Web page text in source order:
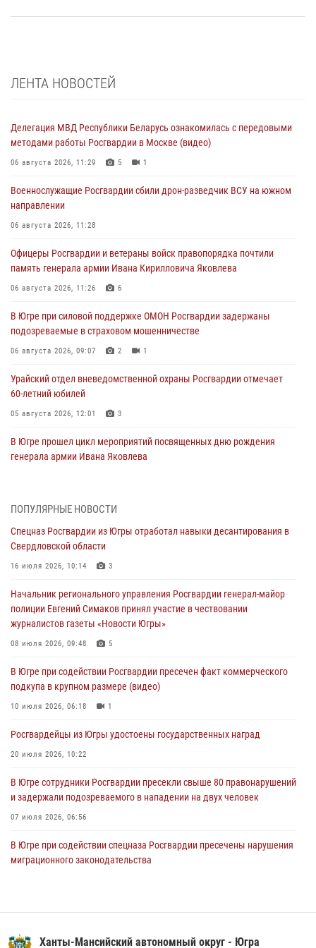
ЛЕНТА НОВОСТЕЙ
Делегация МВД Республики Беларусь ознакомилась с передовыми
методами работы Росгвардии в Москве (видео)
06 августа 2026, 11:29 5 1
Военнослужащие Росгвардии сбили дрон-разведчик ВСУ на южном
направлении
06 августа 2026, 11:28
Офицеры Росгвардии и ветераны войск правопорядка почтили
память генерала армии Ивана Кирилловича Яковлева
06 августа 2026, 11:26 6
В Югре при силовой поддержке ОМОН Росгвардии задержаны
подозреваемые в страховом мошенничестве
06 августа 2026, 09:07 2 1
Урайский отдел вневедомственной охраны Росгвардии отмечает
60-летний юбилей
05 августа 2026, 12:01 3
В Югре прошел цикл мероприятий посвященных дню рождения
генерала армии Ивана Яковлева
В Югре ОМОН Росгвардии оказал содействие ГИБДД в выявлении
05 августа 2026, 11:14
В Югре сотрудники вневедомственной охраны Росгвардии пресекли
05 августа 2026, 05:56
Генерал-полковник Юрий Аверин выступил на Всероссийском
молодёжном образовательном форуме «Территория смыслов»
Ключевые события Росгвардии: итоги недели с 27 июля по 2
августа (видео)
ПОПУЛЯРНЫЕ НОВОСТИ
Спецназ Росгвардии из Югры отработал навыки десантирования в
Свердловской области
16 июля 2026, 10:14 3
Начальник регионального управления Росгвардии генерал-майор
полиции Евгений Симаков принял участие в чествовании
журналистов газеты «Новости Югры»
08 июля 2026, 09:48 5
В Югре при содействии Росгвардии пресечен факт коммерческого
подкупа в крупном размере (видео)
10 июля 2026, 06:18 1
Росгвардейцы из Югры удостоены государственных наград
20 июля 2026, 10:22
В Югре сотрудники Росгвардии пресекли свыше 80 правонарушений
и задержали подозреваемого в нападении на двух человек
07 июля 2026, 06:56
В Югре при содействии спецназа Росгвардии пресечены нарушения
миграционного законодательства
08 июля 2026, 09:04
Ханты-Мансийский автономный округ - Югра